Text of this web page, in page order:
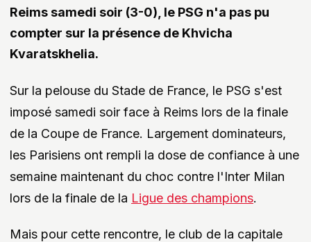
Reims samedi soir (3-0), le PSG n'a pas pu
compter sur la présence de Khvicha
Kvaratskhelia.
Sur la pelouse du Stade de France, le PSG s'est
imposé samedi soir face à Reims lors de la finale
de la Coupe de France. Largement dominateurs,
les Parisiens ont rempli la dose de confiance à une
semaine maintenant du choc contre l'Inter Milan
lors de la finale de la Ligue des champions.
Mais pour cette rencontre, le club de la capitale